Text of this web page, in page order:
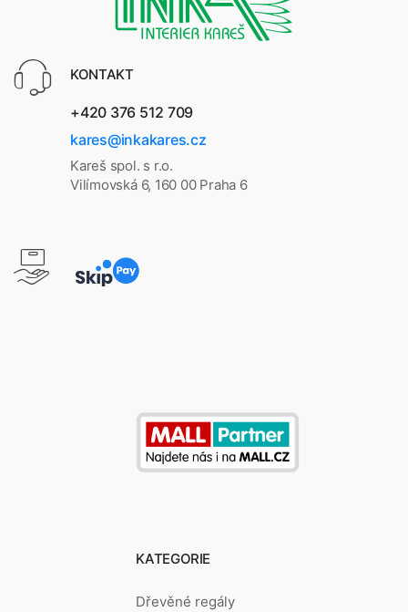
KONTAKT
+420 376 512 709
kares@inkakares.cz
Kareš spol. s r.o.
Vilímovská 6, 160 00 Praha 6
KATEGORIE
Dřevěné regály